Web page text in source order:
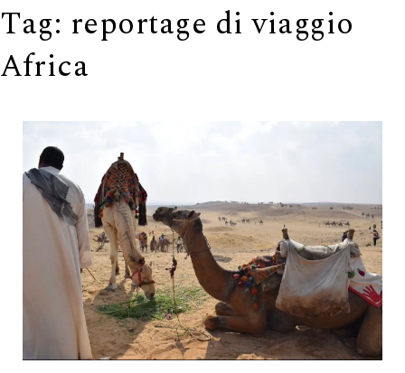
Tag: reportage di viaggio
Africa